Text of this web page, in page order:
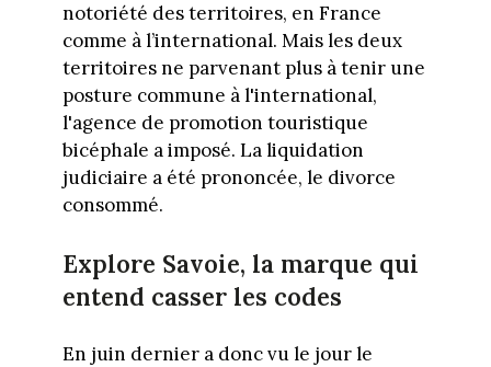
notoriété des territoires, en France
comme à l’international. Mais les deux
territoires ne parvenant plus à tenir une
posture commune à l'international,
l'agence de promotion touristique
bicéphale a imposé. La liquidation
judiciaire a été prononcée, le divorce
consommé.
Explore Savoie, la marque qui
entend casser les codes
En juin dernier a donc vu le jour le